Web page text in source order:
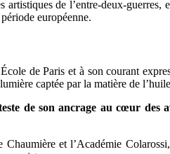
artistiques de l’entre-deux-
européenne.
de Paris et à son courant
captée par la matière de
de son ancrage au cœur
Chaumière et l’Académie